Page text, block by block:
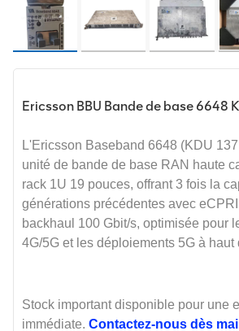
Ericsson BBU Bande de base 6648
L'Ericsson Baseband 6648 (KDU
unité de bande de base RAN haute
rack 1U 19 pouces, offrant 3 fois la
générations précédentes avec
backhaul 100 Gbit/s, optimisée pour
4G/5G et les déploiements 5G à haut
Stock important disponible pour une
immédiate. Contactez-nous dès